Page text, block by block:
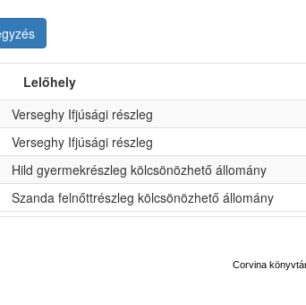
Lelőhely
Verseghy Ifjúsági részleg
Verseghy Ifjúsági részleg
Hild gyermekrészleg kölcsönözhető állomány
Szanda felnőttrészleg kölcsönözhető állomány
Corvina